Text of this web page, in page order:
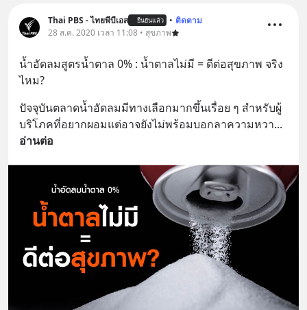
Thai PBS - ไทยพีบีเอส ยืนยันแล้ว • ติดตาม
28 ส.ค. 2020 เวลา 11:08 • สุขภาพ
น้ำอัดลมสูตรน้ำตาล 0% : น้ำตาลไม่มี = ดีต่อสุขภาพ จริง
ไหม?
ปัจจุบันตลาดน้ำอัดลมมีทางเลือกมากขึ้นเรื่อย ๆ สำหรับผู้
บริโภคที่อยากผอมแต่อาจยังไม่พร้อมบอกลาความหวา
อ่านต่อ